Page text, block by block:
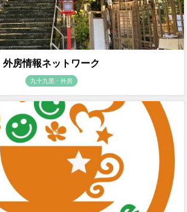
外房情報ネットワーク
九十九里・外房